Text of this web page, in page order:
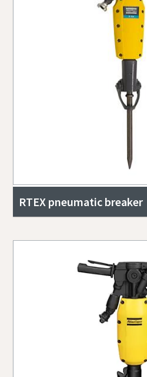
RTEX pneumatic breaker